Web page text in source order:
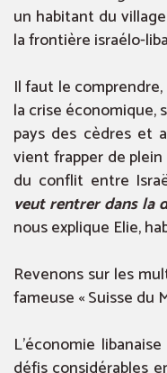
un habitant du
la frontière israélo-
Il faut le
la crise économique,
pays des cèdres et
vient frapper de
du conflit entre
veut rentrer dans la
nous explique Elie,
Revenons sur les
fameuse « Suisse du
L’économie